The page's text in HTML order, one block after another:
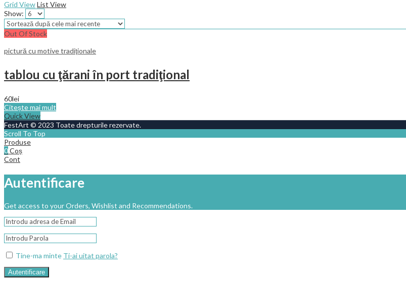
Grid ViewList View
Show:
Out Of Stock
pictură cu motive tradiţionale
tablou cu ţărani în port tradiţional
60lei
Citește mai mult
Quick View
FestArt © 2023 Toate drepturile rezervate.
Scroll To Top
Produse
0Coș
Cont
Autentificare
Get access to your Orders, Wishlist and Recommendations.
Tine-ma minte Ti-ai uitat parola?
Autentificare